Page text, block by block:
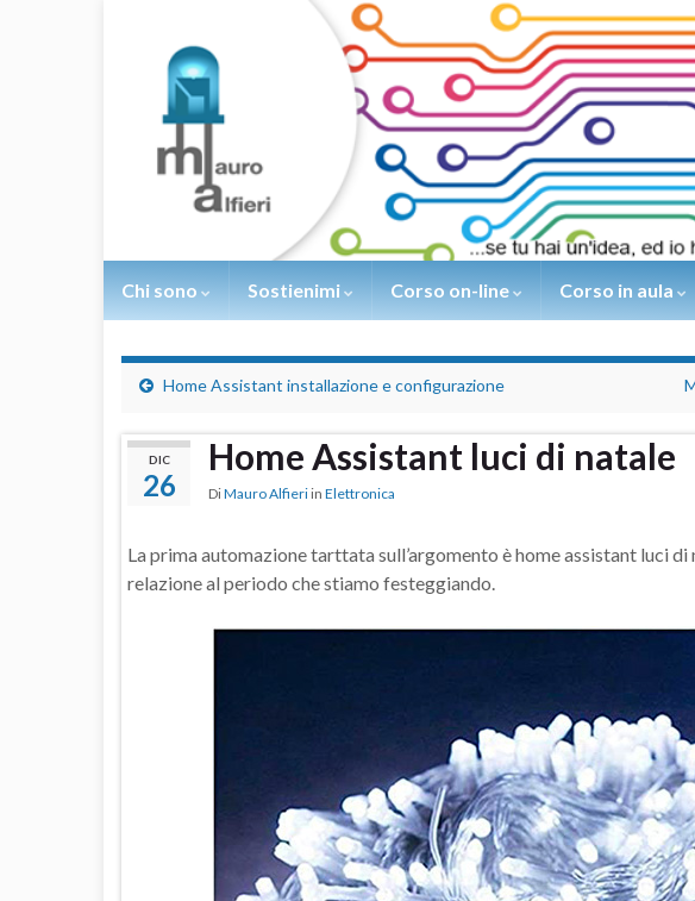
Chi sono Sostienimi Corso on-line Corso in aula
Home Assistant installazione e configurazione
DIC
26
Home Assistant luci di natale
DiMauro Alfieri in Elettronica
La prima automazione tarttata sull’argomento è home assistant luci
relazione al periodo che stiamo festeggiando.